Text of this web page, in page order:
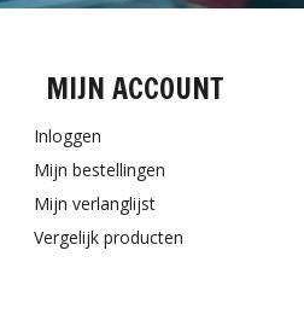
MIJN ACCOUNT
Inloggen
Mijn bestellingen
Mijn verlanglijst
Vergelijk producten